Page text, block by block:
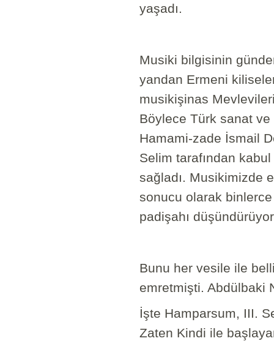
yaşadı.
Musiki bilgisinin
yandan Ermeni
musikişinas
Böylece Türk sanat ve
Hamami-zade İsmail
Selim tarafından
sağladı. Musikimizde
sonucu olarak
padişahı
Bunu her vesile ile
emretmişti. Abdülbaki
İşte Hamparsum, III.
Zaten Kindi ile